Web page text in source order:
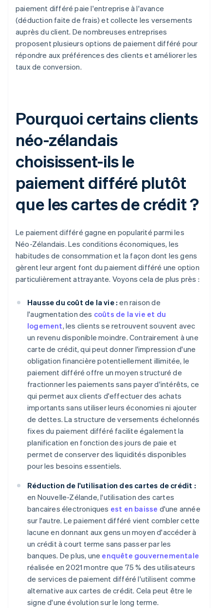
paiement différé paie l'entreprise à l'avance
(déduction faite de frais) et collecte les versements
auprès du client. De nombreuses entreprises
proposent plusieurs options de paiement différé pour
répondre aux préférences des clients et améliorer les
taux de conversion.
Pourquoi certains clients
néo-zélandais
choisissent-ils le
paiement différé plutôt
que les cartes de crédit ?
Le paiement différé gagne en popularité parmi les
Néo-Zélandais. Les conditions économiques, les
habitudes de consommation et la façon dont les gens
gèrent leur argent font du paiement différé une option
particulièrement attrayante. Voyons cela de plus près :
Hausse du coût de la vie : en raison de
l'augmentation des coûts de la vie et du
logement, les clients se retrouvent souvent avec
un revenu disponible moindre. Contrairement à une
carte de crédit, qui peut donner l'impression d'une
obligation financière potentiellement illimitée, le
paiement différé offre un moyen structuré de
fractionner les paiements sans payer d'intérêts, ce
qui permet aux clients d'effectuer des achats
importants sans utiliser leurs économies ni ajouter
de dettes. La structure de versements échelonnés
fixes du paiement différé facilite également la
planification en fonction des jours de paie et
permet de conserver des liquidités disponibles
pour les besoins essentiels.
Réduction de l'utilisation des cartes de crédit :
en Nouvelle-Zélande, l'utilisation des cartes
bancaires électroniques est en baisse d'une année
sur l'autre. Le paiement différé vient combler cette
lacune en donnant aux gens un moyen d'accéder à
un crédit à court terme sans passer par les
banques. De plus, une enquête gouvernementale
réalisée en 2021 montre que 75 % des utilisateurs
de services de paiement différé l'utilisent comme
alternative aux cartes de crédit. Cela peut être le
signe d'une évolution sur le long terme.